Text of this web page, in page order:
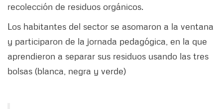
recolección de residuos orgánicos.
Los habitantes del sector se asomaron a la ventana
y participaron de la jornada pedagógica, en la que
aprendieron a separar sus residuos usando las tres
bolsas (blanca, negra y verde)